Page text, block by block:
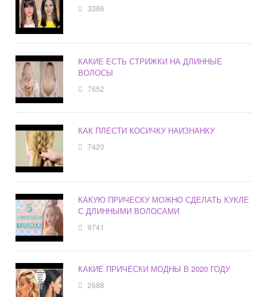
3386
КАКИЕ ЕСТЬ СТРИЖКИ НА ДЛИННЫЕ
ВОЛОСЫ
7652
КАК ПЛЕСТИ КОСИЧКУ НАИЗНАНКУ
7420
КАКУЮ ПРИЧЕСКУ МОЖНО СДЕЛАТЬ КУКЛЕ
С ДЛИННЫМИ ВОЛОСАМИ
9741
КАКИЕ ПРИЧЕСКИ МОДНЫ В 2020 ГОДУ
2688